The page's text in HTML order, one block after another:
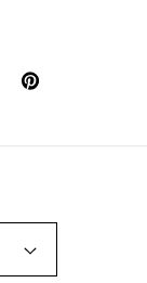
Pinterest